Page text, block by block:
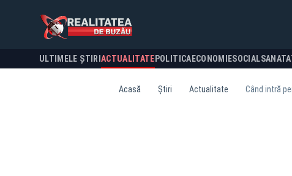
ULTIMELE ȘTIRI ACTUALITATE POLITICA ECONOMIESOCIAL
Acasă Știri Actualitate Când intră